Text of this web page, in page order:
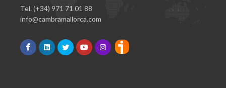
Tel. (+34) 971 71 01 88
info@cambramallorca.com